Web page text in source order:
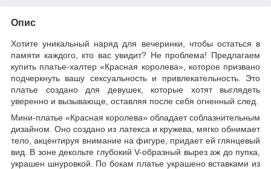
Опис
Хотите уникальный наряд для вечеринки, чтобы остаться в
памяти каждого, кто вас увидит? Не проблема! Предлагаем
купить платье-халтер «Красная королева», которое призвано
подчеркнуть вашу сексуальность и привлекательность. Это
платье создано для девушек, которые хотят выглядеть
уверенно и вызывающе, оставляя после себя огненный след.
Мини-платье «Красная королева» обладает соблазнительным
дизайном. Оно создано из латекса и кружева, мягко обнимает
тело, акцентируя внимание на фигуре, придает ей глянцевый
вид. В зоне декольте глубокий V-образный вырез аж до пупка,
украшен шнуровкой. По бокам платье украшено вставками из